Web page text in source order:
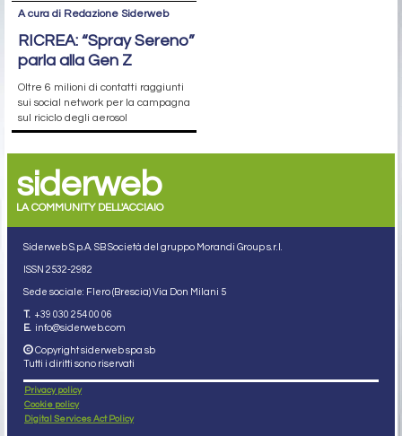
A cura di Redazione Siderweb
RICREA: “Spray Sereno”
parla alla Gen Z
Oltre 6 milioni di contatti raggiunti
sui social network per la campagna
sul riciclo degli aerosol
siderweb
LA COMMUNITY DELL'ACCIAIO
Siderweb S.p.A. SB Società del gruppo Morandi Group s.r.l.
ISSN 2532-2982
Sede sociale: Flero (Brescia) Via Don Milani 5
T. +39 030 254 00 06
E. info@siderweb.com
Copyright siderweb spa sb
Tutti i diritti sono riservati
Privacy policy
Cookie policy
Digital Services Act Policy